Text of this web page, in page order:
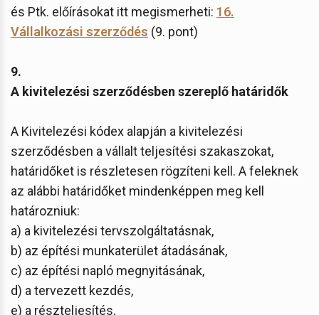
és Ptk. előírásokat itt megismerheti: 16.
Vállalkozási szerződés (9. pont)
9.
A kivitelezési szerződésben szereplő határidők
A Kivitelezési kódex alapján a kivitelezési
szerződésben a vállalt teljesítési szakaszokat,
határidőket is részletesen rögzíteni kell. A feleknek
az alábbi határidőket mindenképpen meg kell
határozniuk:
a) a kivitelezési tervszolgáltatásnak,
b) az építési munkaterület átadásának,
c) az építési napló megnyitásának,
d) a tervezett kezdés,
e) a részteljesítés,